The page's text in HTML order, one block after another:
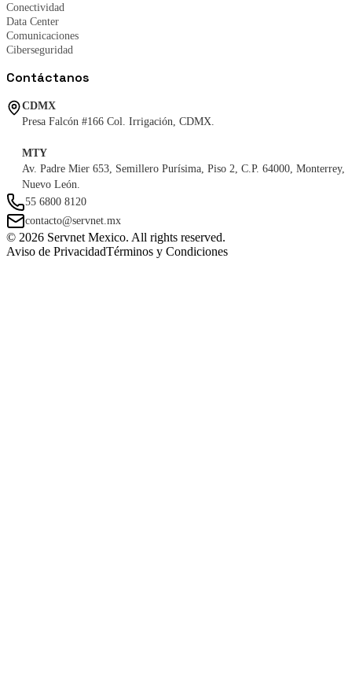
Conectividad
Data Center
Comunicaciones
Ciberseguridad
Contáctanos
CDMX
Presa Falcón #166 Col. Irrigación, CDMX.
MTY
Av. Padre Mier 653, Semillero Purísima, Piso 2, C.P. 64000, Monterrey,
Nuevo León.
55 6800 8120
contacto@servnet.mx
© 2026 Servnet Mexico. All rights reserved.
Aviso de PrivacidadTérminos y Condiciones